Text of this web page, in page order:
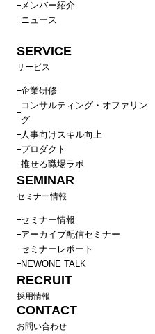
メンバー紹介
ニュース
SERVICE
サービス
企業研修
コンサルティング・オファリン
グ
人事向けスキル向上
プロダクト
推せる職場ラボ
SEMINAR
セミナー情報
セミナー情報
アーカイブ配信セミナー
セミナーレポート
NEWONE TALK
RECRUIT
採用情報
CONTACT
お問い合わせ